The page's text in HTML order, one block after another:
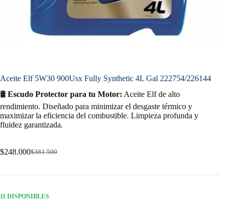
Aceite Elf 5W30 900Usx Fully Synthetic 4L Gal 222754/226144
🛢️ Escudo Protector para tu Motor: Aceite Elf de alto
rendimiento. Diseñado para minimizar el desgaste térmico y
maximizar la eficiencia del combustible. Limpieza profunda y
fluidez garantizada.
$381.500
Original
was:
$248.000Current
is:
11 DISPONIBLES